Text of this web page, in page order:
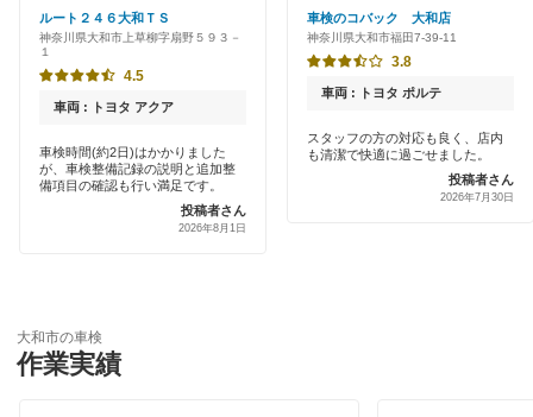
伊勢原市
海老名市
小田原市
鎌倉市
茅ヶ崎市
新車初回割りあり
土日祝OK
輸入車OK
ハイブリッド車OK
オートバックス
車検館
伊藤忠エネクス
宇佐美車検
トヨタディーラー
ルート２４６大和ＴＳ
神奈川県大和市上草柳字扇野５９３－
１
4.5
車両 : トヨタ アクア
車検時間(約2日)はかかりました
が、車検整備記録の説明と追加整
備項目の確認も行い満足です。
投稿者さん
2026年8月1日
車検のコバック 大和店
神奈川県大和市福田7-39-11
3.8
車両 : トヨタ ポルテ
スタッフの方の対応も良く、店内
も清潔で快適に過ごせました。
投稿者さん
2026年7月30日
大和市の車検
作業実績